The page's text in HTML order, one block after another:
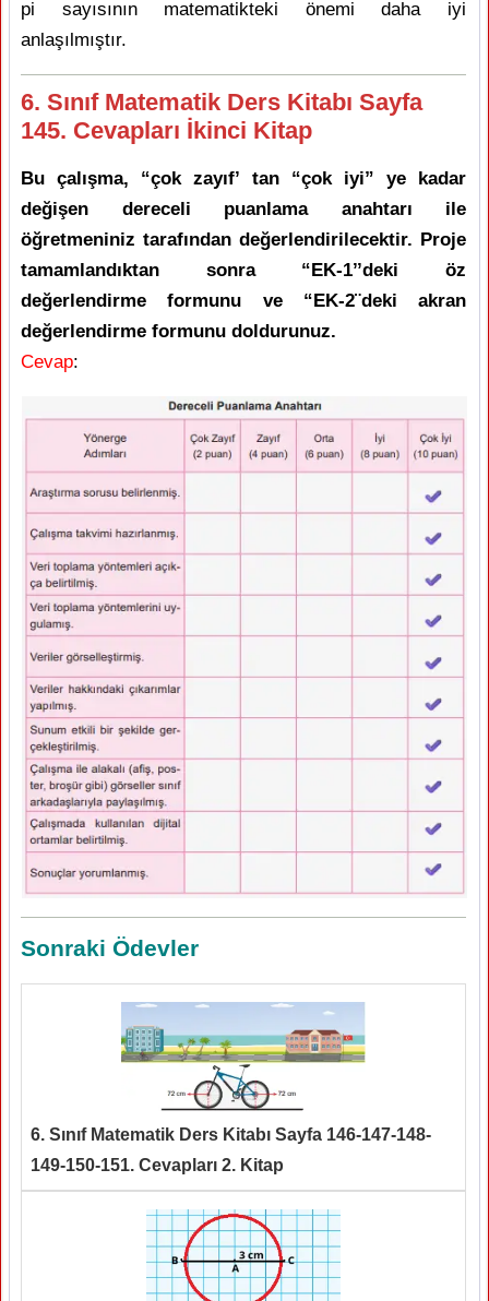
pi sayısının matematikteki önemi daha iyi
anlaşılmıştır.
6. Sınıf Matematik Ders Kitabı Sayfa
145. Cevapları İkinci Kitap
Bu çalışma, “çok zayıf’ tan “çok iyi” ye kadar
değişen dereceli puanlama anahtarı ile
öğretmeniniz tarafından değerlendirilecektir. Proje
tamamlandıktan sonra “EK-1’’deki öz
değerlendirme formunu ve “EK-2¨deki akran
değerlendirme formunu doldurunuz.
Cevap:
Sonraki Ödevler
6. Sınıf Matematik Ders Kitabı Sayfa 146-147-148-
149-150-151. Cevapları 2. Kitap